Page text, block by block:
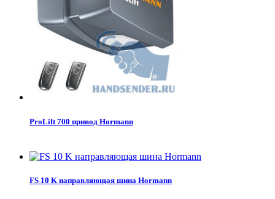
ProLift 700 привод Hormann
FS 10 K направляющая шина Hormann